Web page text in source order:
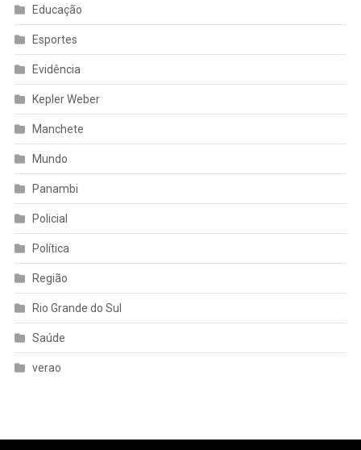
Educação
Esportes
Evidência
Kepler Weber
Manchete
Mundo
Panambi
Policial
Política
Região
Rio Grande do Sul
Saúde
verao